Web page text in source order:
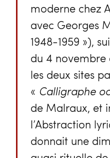
moderne chez
avec Georges
1948-1959 »),
du 4 novembre
les deux sites
« Calligraphe
de Malraux, et
l’Abstraction
donnait une